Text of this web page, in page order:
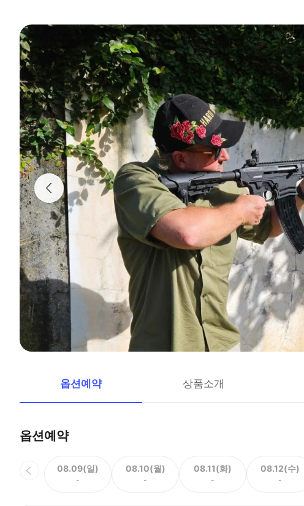
옵션예약 상품소개
옵션예약
08.09(일)
-
08.10(월)
-
08.11(화)
-
08.12(수)
-